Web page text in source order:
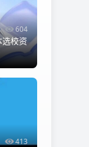
604
校资
413